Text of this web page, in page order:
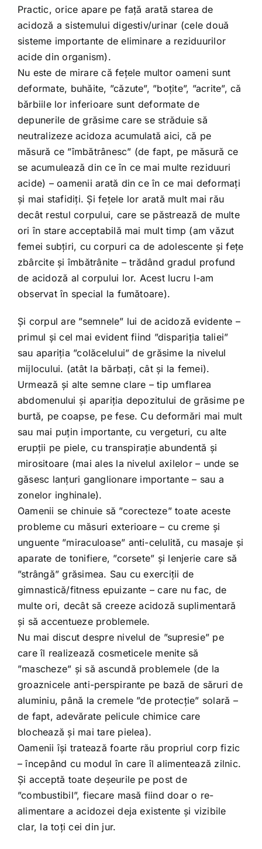
Practic, orice apare pe față arată starea de
acidoză a sistemului digestiv/urinar (cele două
sisteme importante de eliminare a reziduurilor
acide din organism).
Nu este de mirare că fețele multor oameni sunt
deformate, buhăite, ”căzute”, ”boțite”, ”acrite”, că
bărbiile lor inferioare sunt deformate de
depunerile de grăsime care se străduie să
neutralizeze acidoza acumulată aici, că pe
măsură ce ”îmbătrânesc” (de fapt, pe măsură ce
se acumulează din ce în ce mai multe reziduuri
acide) – oamenii arată din ce în ce mai deformați
și mai stafidiți. Și fețele lor arată mult mai rău
decât restul corpului, care se păstrează de multe
ori în stare acceptabilă mai mult timp (am văzut
femei subțiri, cu corpuri ca de adolescente și fețe
zbârcite și îmbătrânite – trădând gradul profund
de acidoză al corpului lor. Acest lucru l-am
observat în special la fumătoare).
Și corpul are ”semnele” lui de acidoză evidente –
primul și cel mai evident fiind ”dispariția taliei”
sau apariția ”colăcelului” de grăsime la nivelul
mijlocului. (atât la bărbați, cât și la femei).
Urmează și alte semne clare – tip umflarea
abdomenului și apariția depozitului de grăsime pe
burtă, pe coapse, pe fese. Cu deformări mai mult
sau mai puțin importante, cu vergeturi, cu alte
erupții pe piele, cu transpirație abundentă și
mirositoare (mai ales la nivelul axilelor – unde se
găsesc lanțuri ganglionare importante – sau a
zonelor inghinale).
Oamenii se chinuie să ”corecteze” toate aceste
probleme cu măsuri exterioare – cu creme și
unguente ”miraculoase” anti-celulită, cu masaje și
aparate de tonifiere, ”corsete” și lenjerie care să
”strângă” grăsimea. Sau cu exerciții de
gimnastică/fitness epuizante – care nu fac, de
multe ori, decât să creeze acidoză suplimentară
și să accentueze problemele.
Nu mai discut despre nivelul de ”supresie” pe
care îl realizează cosmeticele menite să
”mascheze” și să ascundă problemele (de la
groaznicele anti-perspirante pe bază de săruri de
aluminiu, până la cremele ”de protecție” solară –
de fapt, adevărate pelicule chimice care
blochează și mai tare pielea).
Oamenii își tratează foarte rău propriul corp fizic
– începând cu modul în care îl alimentează zilnic.
Și acceptă toate deșeurile pe post de
”combustibil”, fiecare masă fiind doar o re-
alimentare a acidozei deja existente și vizibile
clar, la toți cei din jur.